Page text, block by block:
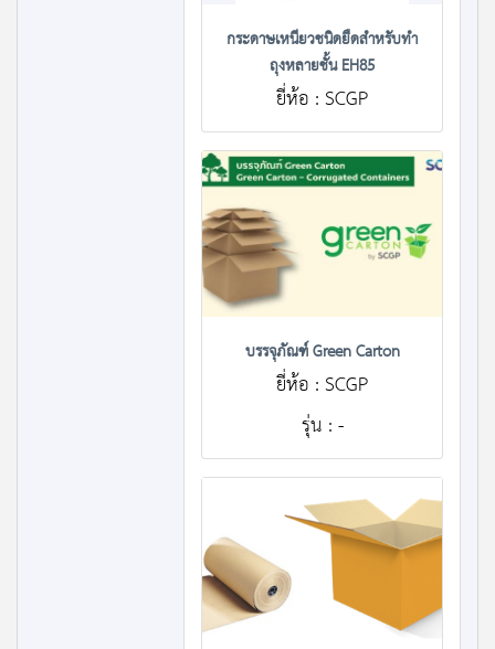
กระดาษเหนียวชนิดยืดสำหรับทำ
ถุงหลายชั้น EH85
ยี่ห้อ : SCGP
บรรจุภัณฑ์ Green Carton
ยี่ห้อ : SCGP
รุ่น : -